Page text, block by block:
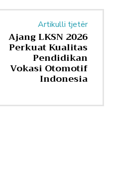
Artikulli tjetër
Ajang LKSN 2026
Perkuat Kualitas
Pendidikan
Vokasi Otomotif
Indonesia